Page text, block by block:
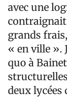
avec une
contraignait
grands
« en ville ».
quo à
deux lycées